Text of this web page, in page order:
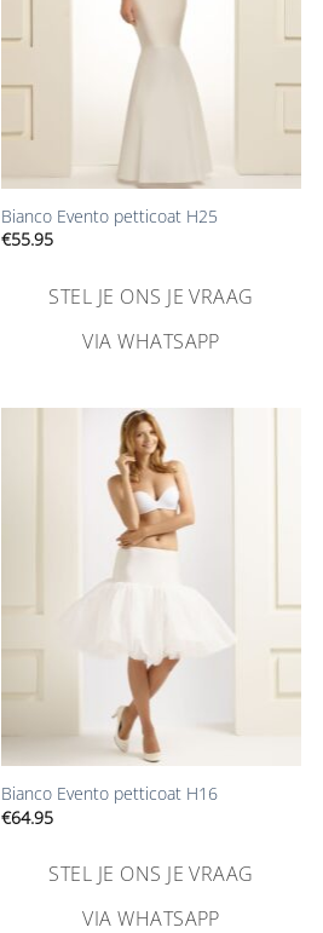
Bianco Evento petticoat H25
€55.95
STEL JE ONS JE VRAAG
VIA WHATSAPP
Bianco Evento petticoat H16
€64.95
STEL JE ONS JE VRAAG
VIA WHATSAPP